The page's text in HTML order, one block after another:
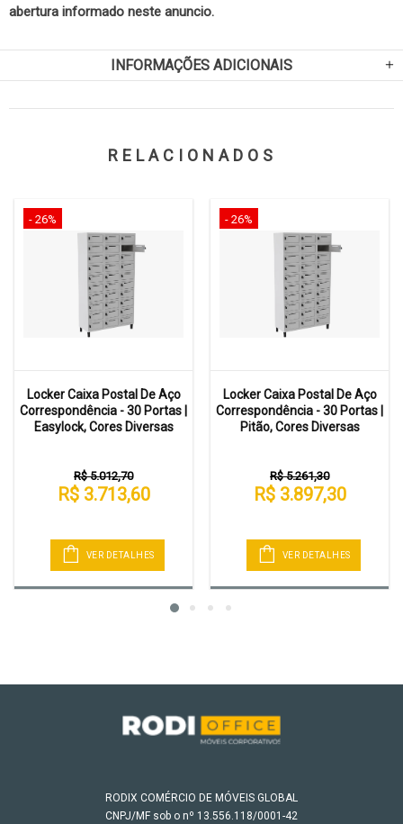
abertura informado neste anuncio.
INFORMAÇÕES ADICIONAIS
RELACIONADOS
- 26%
Locker Caixa Postal De Aço
Correspondência - 30 Portas |
Easylock, Cores Diversas
R$ 5.012,70
R$ 3.713,60
VER DETALHES
- 26%
Locker Caixa Postal De Aço
Correspondência - 30 Portas |
Pitão, Cores Diversas
R$ 5.261,30
R$ 3.897,30
VER DETALHES
RODIX COMÉRCIO DE MÓVEIS GLOBAL
CNPJ/MF sob o nº 13.556.118/0001-42